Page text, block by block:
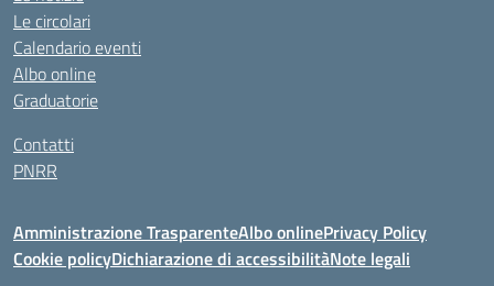
Le circolari
Calendario eventi
Albo online
Graduatorie
Contatti
PNRR
Amministrazione TrasparenteAlbo onlinePrivacy Policy
Cookie policyDichiarazione di accessibilitàNote legali